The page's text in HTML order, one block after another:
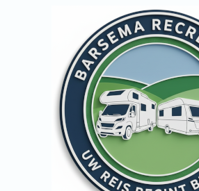
Cookievoorkeuren zijn momenteel